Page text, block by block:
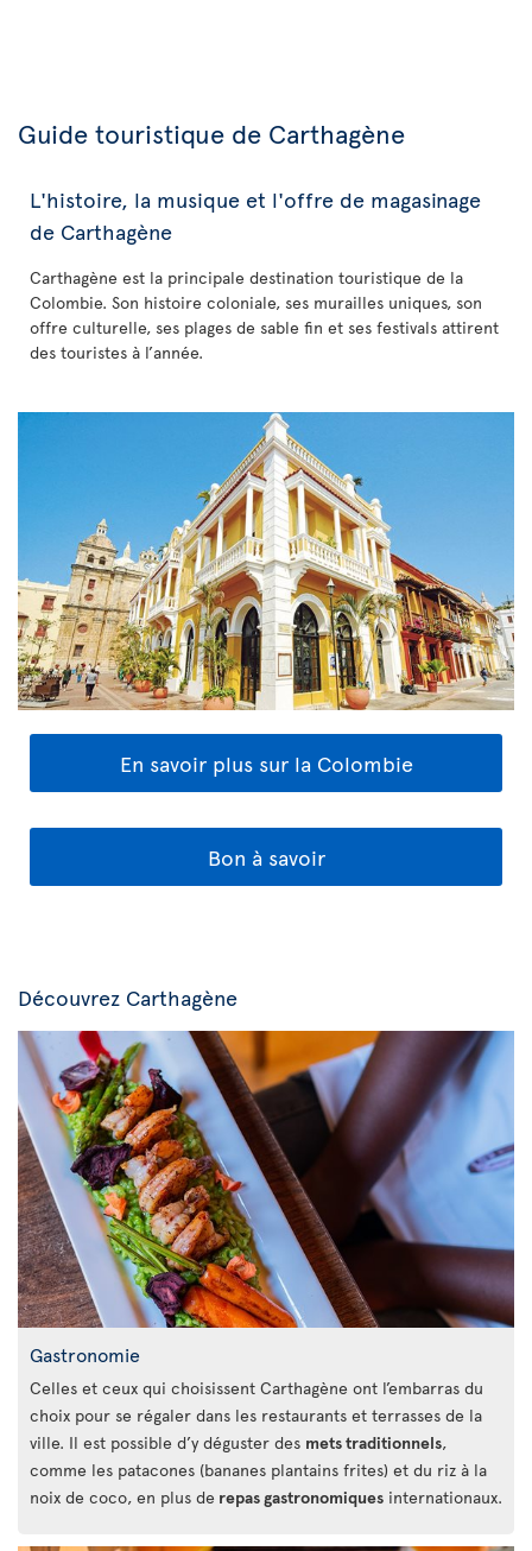
Guide touristique de Carthagène
L'histoire, la musique et l'offre de magasinage
de Carthagène
Carthagène est la principale destination touristique de la
Colombie. Son histoire coloniale, ses murailles uniques, son
offre culturelle, ses plages de sable fin et ses festivals attirent
des touristes à l’année.
En savoir plus sur la Colombie
Bon à savoir
Découvrez Carthagène
Gastronomie
Celles et ceux qui choisissent Carthagène ont l’embarras du
choix pour se régaler dans les restaurants et terrasses de la
ville. Il est possible d’y déguster des mets traditionnels,
comme les patacones (bananes plantains frites) et du riz à la
noix de coco, en plus de repas gastronomiques internationaux.